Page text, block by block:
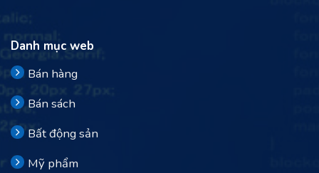
Danh mục web
Bán hàng
Bán sách
Bất động sản
Mỹ phẩm